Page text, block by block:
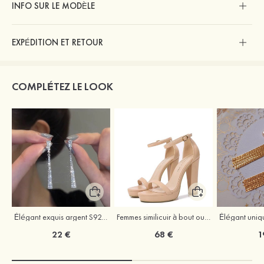
INFO SUR LE MODÈLE
EXPÉDITION ET RETOUR
COMPLÉTEZ LE LOOK
22 € 68 €